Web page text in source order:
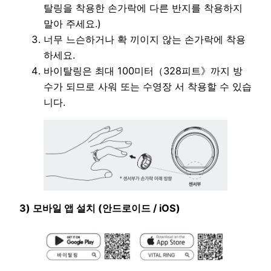
탈링을 착용한 손가락에 다른 반지를 착용하지
말아 주세요.)
너무 느슨하거나 확 끼이지 않는 손가락에 착용
하세요.
바이탈링은 최대 100미터（328피트》까지 방
수가 되므로 사워 또는 수영장 서 착용할 수 있습
니다.
3) 모바일 앱 설치 (안드로이드 / iOS)